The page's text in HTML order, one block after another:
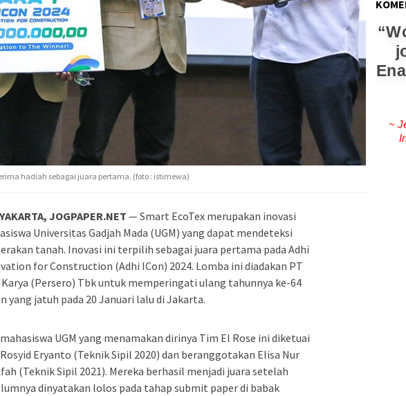
hadiah sebagai juara pertama. (foto : istimewa)
JOGPAPER.NET — Smart EcoTex merupakan inovasi
Universitas Gadjah Mada (UGM) yang dapat mendeteksi
tanah. Inovasi ini terpilih sebagai juara pertama pada Adhi
for Construction (Adhi ICon) 2024. Lomba ini diadakan PT
Karya (Persero) Tbk untuk memperingati ulang tahunnya ke-64
yang jatuh pada 20 Januari lalu di Jakarta.
UGM yang menamakan dirinya Tim El Rose ini diketuai
Eryanto (Teknik Sipil 2020) dan beranggotakan Elisa Nur
(Teknik Sipil 2021). Mereka berhasil menjadi juara setelah
dinyatakan lolos pada tahap submit paper di babak
~